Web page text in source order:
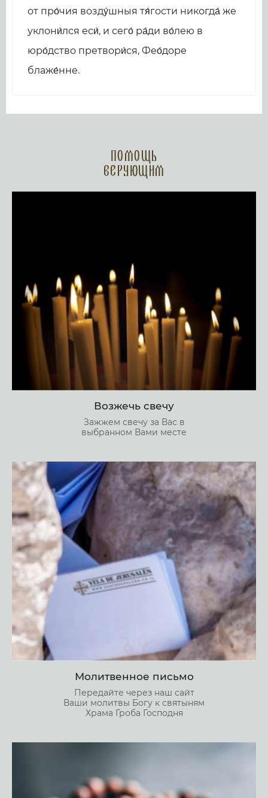
от про́чия возду́шныя тя́гости никогда́ же
уклони́лся еси́, и сего́ ра́ди во́лею в
юро́дство претвори́ся, Фео́доре
блаже́нне.
Помощь
верующим
Возжечь свечу
Зажжем свечу за Вас в
выбранном Вами месте
Молитвенное письмо
Передайте через наш сайт
Ваши молитвы Богу к святыням
Храма Гроба Господня